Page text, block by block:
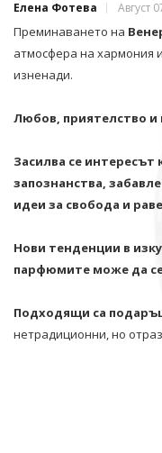
Елена Фотева Август
Преминаването на
атмосфера на хармония
изненади.
Любов, приятелство и
Засилва се
запознанства,
идеи за свобода и
Нови тенденции в
парфюмите може да
Подходящи са
нетрадиционни, но